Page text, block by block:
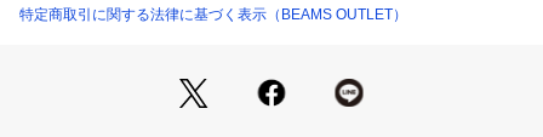
【対象年齢：およそ6～12ヵ月】
をおすすめいたします。
特定商取引に関する法律に基づく表示（BEAMS OUTLET）